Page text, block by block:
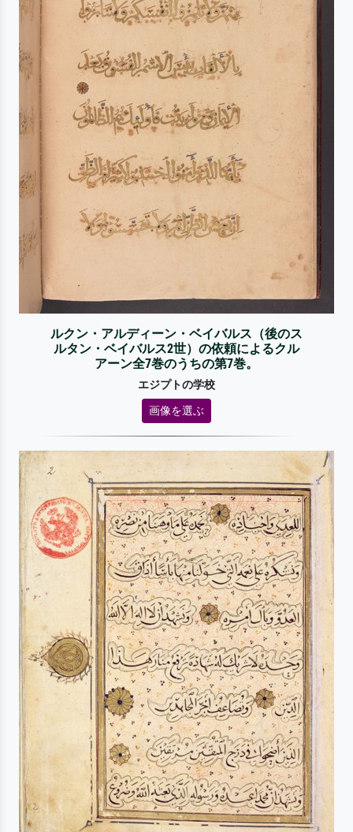
ルクン・アルディーン・ベイバルス（後のス
ルタン・ベイバルス2世）の依頼によるクル
アーン全7巻のうちの第7巻。
エジプトの学校
画像を選ぶ